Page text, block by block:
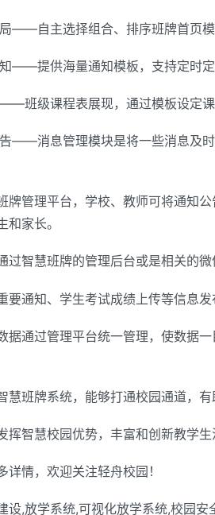
——自主选择组合、排序班牌首页模
——提供海量通知模板，支持定时定
班级课程表展现，通过模板设定课
——消息管理模块是将一些消息及时
牌管理平台，学校、教师可将通知
和家长。
过智慧班牌的管理后台或是相关的
要通知、学生考试成绩上传等信息发
据通过管理平台统一管理，使数据一
慧班牌系统，能够打通校园通道，
挥智慧校园优势，丰富和创新教学生
详情，欢迎关注轻舟校园！
设,放学系统,可视化放学系统,校园